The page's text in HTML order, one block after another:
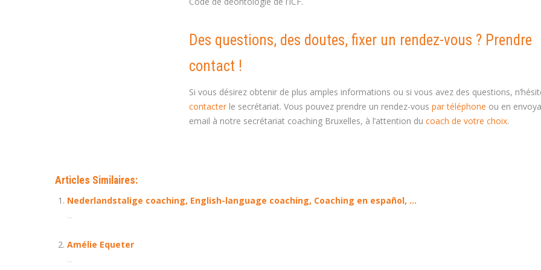
Des questions, des doutes, fixer un rendez-vous ? Prendre
contact !
Si vous désirez obtenir de plus amples informations ou si vous avez des questions,
contacter le secrétariat. Vous pouvez prendre un rendez-vous par téléphone ou en
email à notre secrétariat coaching Bruxelles, à l’attention du coach de votre choix.
Articles Similaires:
Nederlandstalige coaching, English-language coaching, Coaching en español, …
...
Amélie Equeter
...